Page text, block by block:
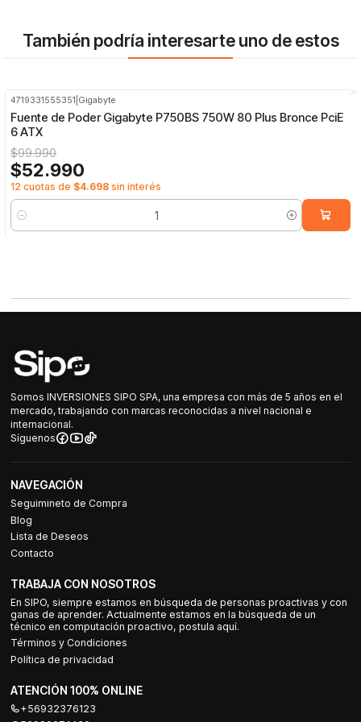
También podría interesarte uno de estos
4719331555351 Gigabyte
Fuente de Poder Gigabyte P750BS 750W 80 Plus Bronce PciE
6 ATX
$99.990
$52.990
12 cuotas de $4.698 sin interés
Cantidad
Somos INVERSIONES SIPO SPA, una empresa con más de 5 años en el
mercado, trabajando con marcas reconocidas a nivel nacional e
internacional.
Síguenos
NAVEGACIÓN
Seguimineto de Compra
Blog
Lista de Deseos
Contacto
TRABAJA CON NOSOTROS
En SIPO, siempre estamos en búsqueda de personas proactivas y con
ganas de aprender. Actualmente estamos en la búsqueda de un
técnico en computación proactivo, postula aquí.
Términos y Condiciones
Política de privacidad
ATENCIÓN 100% ONLINE
+56932376123